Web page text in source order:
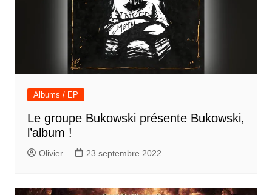
Albums / EP
Le groupe Bukowski présente Bukowski,
l’album !
Olivier 23 septembre 2022